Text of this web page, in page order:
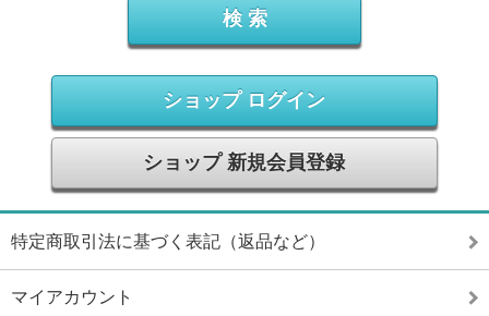
ショップ ログイン
ショップ 新規会員登録
特定商取引法に基づく表記（返品など）
マイアカウント